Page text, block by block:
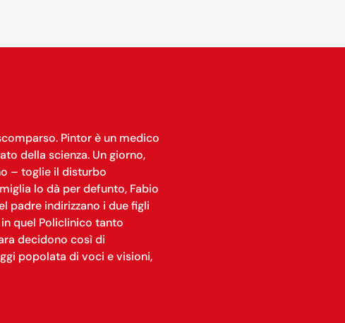
Pintor è un medico
della scienza. Un giorno,
– toglie il disturbo
lo dà per defunto, Fabio
padre indirizzano i due figli
quel Policlinico tanto
decidono così di
popolata di voci e visioni,